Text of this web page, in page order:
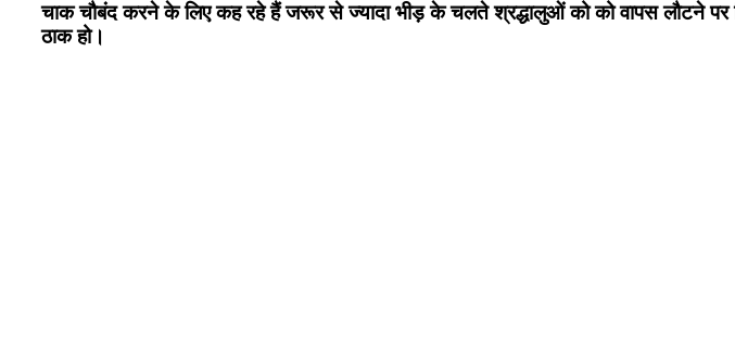
चाक चौबंद करने के लिए कह रहे हैं जरूर से ज्यादा भीड़ के चलते श्रद्धालुओं को को वापस लौटने पर
ठाक हो।